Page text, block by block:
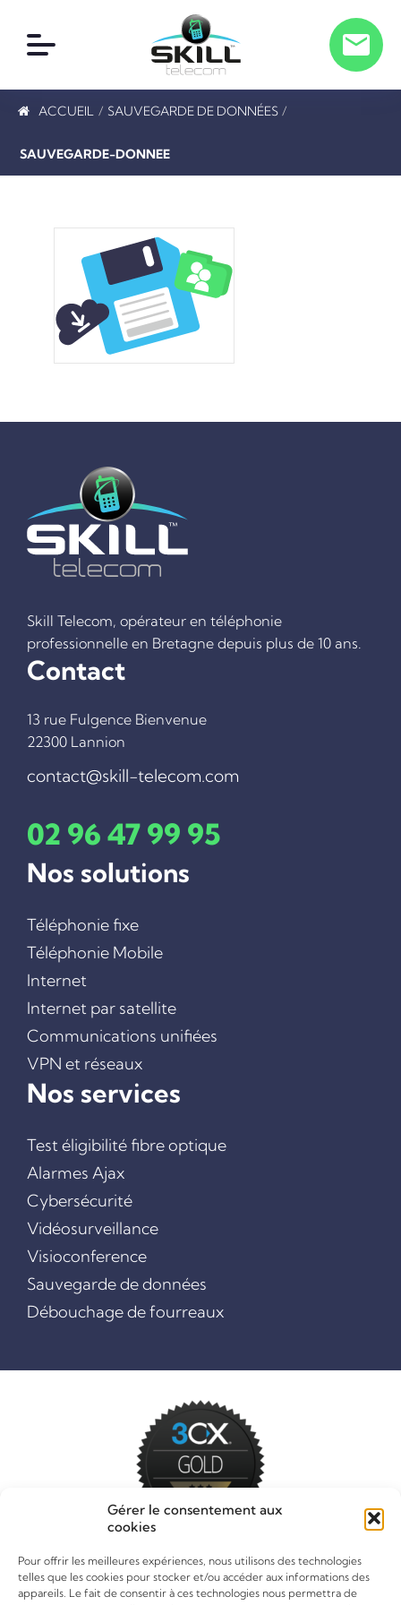
Gérer le consentement aux
cookies
Pour offrir les meilleures expériences, nous utilisons des technologies
telles que les cookies pour stocker et/ou accéder aux informations des
appareils. Le fait de consentir à ces technologies nous permettra de
TÉLÉPHONIE MOBILE
TEST ÉLIGIBILITÉ FIBRE OPTIQUE
INTERNET PAR SATELLITE
COMMUNICATIONS UNIFIÉES
ALARMES AJAX
VISIOCONFERENCE
SAUVEGARDE DE DONNÉES
DÉBOUCHAGE DE FOURREAUX
L’ÉQUIPE
ACCUEIL / SAUVEGARDE DE DONNÉES /
SAUVEGARDE-DONNEE
Skill Telecom, opérateur en téléphonie
professionnelle en Bretagne depuis plus de 10 ans.
Contact
13 rue Fulgence Bienvenue
22300 Lannion
contact@skill-telecom.com
02 96 47 99 95
Nos solutions
Téléphonie fixe
Téléphonie Mobile
Internet
Internet par satellite
Communications unifiées
VPN et réseaux
Nos services
Test éligibilité fibre optique
Alarmes Ajax
Cybersécurité
Vidéosurveillance
Visioconference
Sauvegarde de données
Débouchage de fourreaux